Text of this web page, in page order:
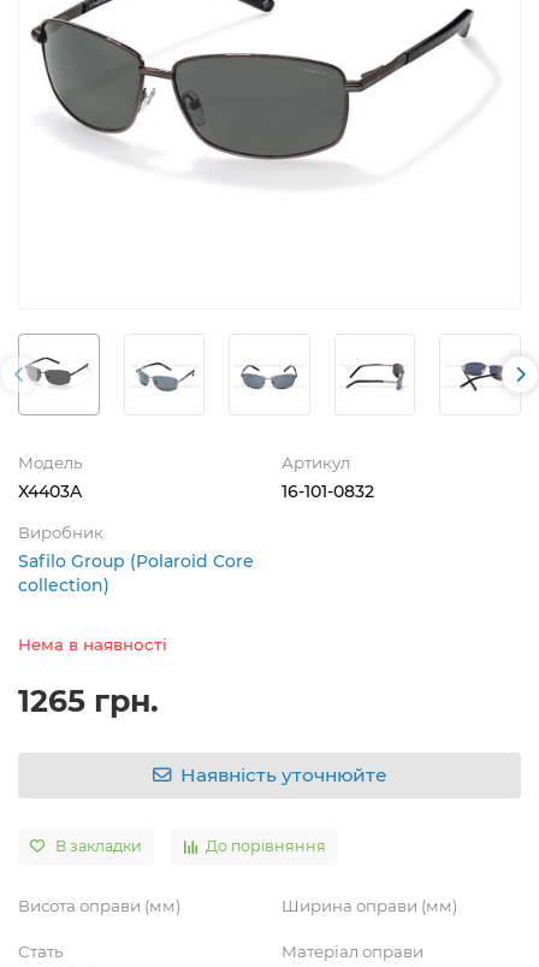
Модель
X4403A
Артикул
16-101-0832
Виробник
Safilo Group (Polaroid Core
collection)
Нема в наявності
1265 грн.
Наявність уточнюйте
В закладки До порівняння
Висота оправи (мм) Ширина оправи (мм)
Стать Матеріал оправи